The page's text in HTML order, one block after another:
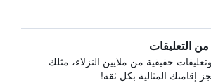
من التعليقات
حقيقية من ملايين النزلاء، مثلك
إقامتك المثالية بكل ثقة!